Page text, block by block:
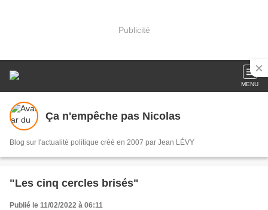
Publicité
MENU
Ça n'empêche pas Nicolas
Blog sur l'actualité politique créé en 2007 par Jean LÉVY
"Les cinq cercles brisés"
Publié le 11/02/2022 à 06:11